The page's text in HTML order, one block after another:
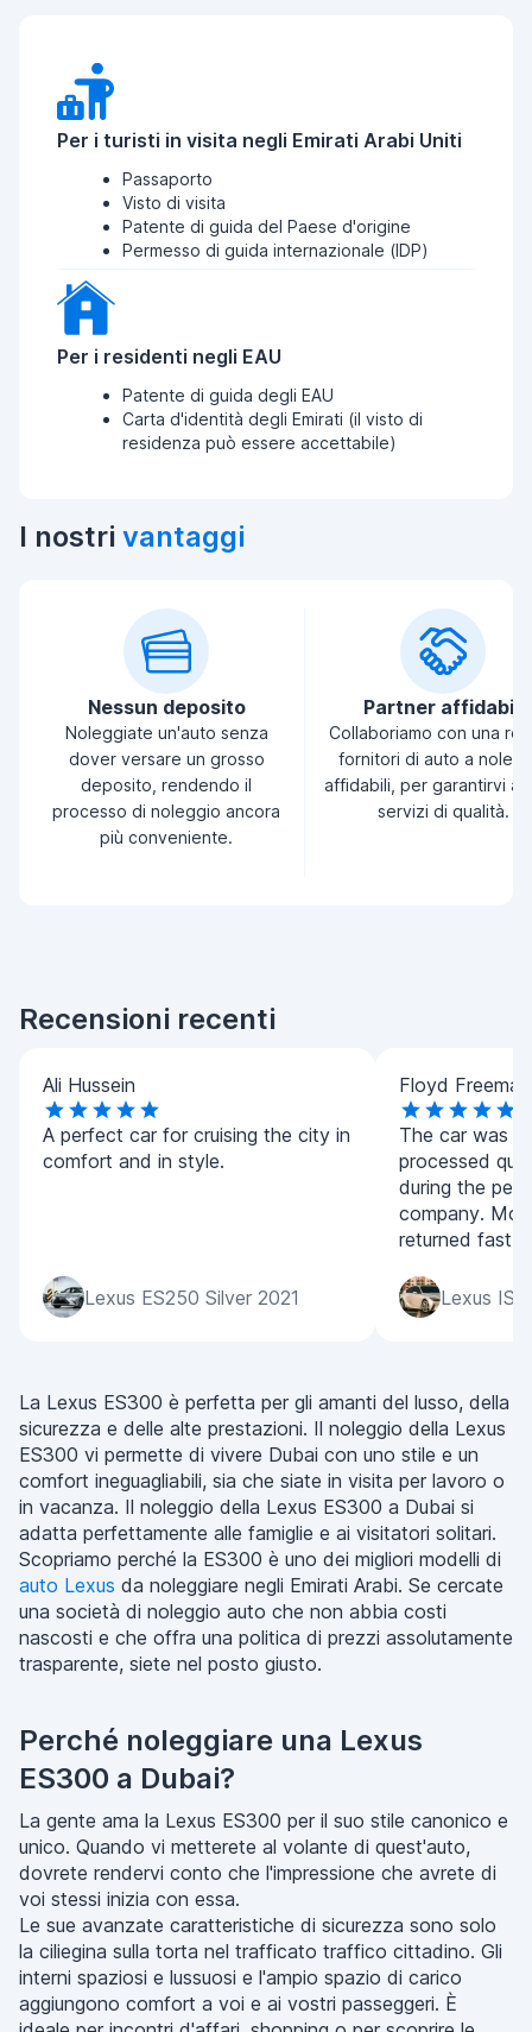
Per i turisti in visita negli Emirati Arabi Uniti
Passaporto
Visto di visita
Patente di guida del Paese d'origine
Permesso di guida internazionale (IDP)
Per i residenti negli EAU
Patente di guida degli EAU
Carta d'identità degli Emirati (il visto di
residenza può essere accettabile)
I nostri vantaggi
Nessun deposito
Noleggiate un'auto senza
dover versare un grosso
deposito, rendendo il
processo di noleggio ancora
più conveniente.
Partner affidabili
Collaboriamo con una
fornitori di auto a
affidabili, per garantirvi
servizi di qualità.
Recensioni recenti
Ali Hussein
A perfect car for cruising the city in
comfort and in style.
Lexus ES250 Silver 2021
Floyd Freeman
The car was
processed
during the
company.
returned fast.
Lexus
La Lexus ES300 è perfetta per gli amanti del lusso, della
sicurezza e delle alte prestazioni. Il noleggio della Lexus
ES300 vi permette di vivere Dubai con uno stile e un
comfort ineguagliabili, sia che siate in visita per lavoro o
in vacanza. Il noleggio della Lexus ES300 a Dubai si
adatta perfettamente alle famiglie e ai visitatori solitari.
Scopriamo perché la ES300 è uno dei migliori modelli di
auto Lexus da noleggiare negli Emirati Arabi. Se cercate
una società di noleggio auto che non abbia costi
nascosti e che offra una politica di prezzi assolutamente
trasparente, siete nel posto giusto.
Perché noleggiare una Lexus
ES300 a Dubai?
La gente ama la Lexus ES300 per il suo stile canonico e
unico. Quando vi metterete al volante di quest'auto,
dovrete rendervi conto che l'impressione che avrete di
voi stessi inizia con essa.
Le sue avanzate caratteristiche di sicurezza sono solo
la ciliegina sulla torta nel trafficato traffico cittadino. Gli
interni spaziosi e lussuosi e l'ampio spazio di carico
aggiungono comfort a voi e ai vostri passeggeri. È